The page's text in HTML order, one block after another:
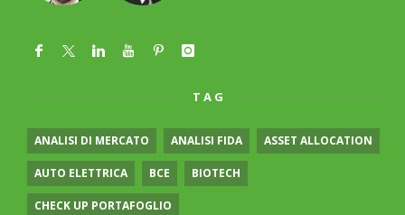
TAG
ANALISI DI MERCATO ANALISI FIDA ASSET ALLOCATION
AUTO ELETTRICA BCE BIOTECH
CHECK UP PORTAFOGLIO